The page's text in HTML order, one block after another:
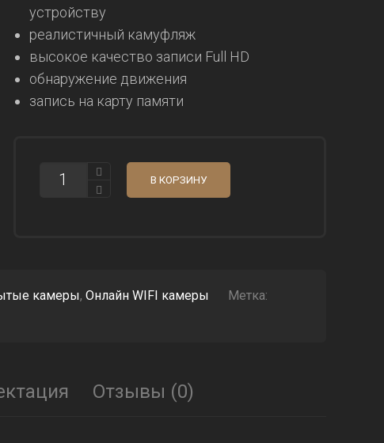
устройству
реалистичный камуфляж
высокое качество записи Full HD
обнаружение движения
запись на карту памяти
КОЛИЧЕСТВО
СКРЫТАЯ
ФУНКЦИЕЙ
В КОРЗИНУ
камеры, Онлайн WIFI камеры
Метка:
Отзывы (0)